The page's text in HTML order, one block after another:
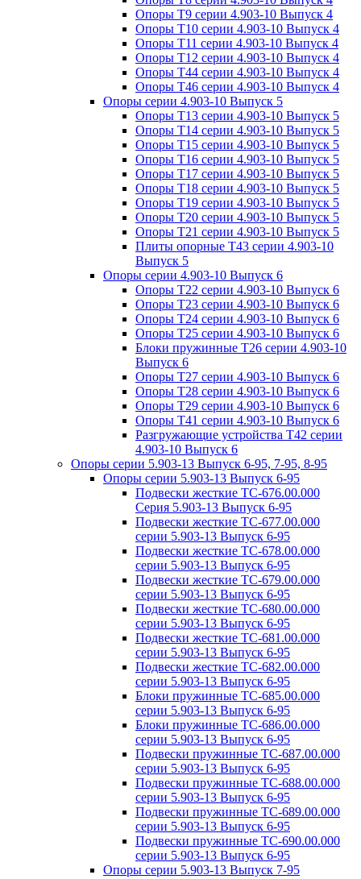
Опоры Т9 серии 4.903-10 Выпуск 4
Опоры Т10 серии 4.903-10 Выпуск 4
Опоры Т11 серии 4.903-10 Выпуск 4
Опоры Т12 серии 4.903-10 Выпуск 4
Опоры Т44 серии 4.903-10 Выпуск 4
Опоры Т46 серии 4.903-10 Выпуск 4
Опоры серии 4.903-10 Выпуск 5
Опоры Т13 серии 4.903-10 Выпуск 5
Опоры Т14 серии 4.903-10 Выпуск 5
Опоры Т15 серии 4.903-10 Выпуск 5
Опоры Т16 серии 4.903-10 Выпуск 5
Опоры Т17 серии 4.903-10 Выпуск 5
Опоры Т18 серии 4.903-10 Выпуск 5
Опоры Т19 серии 4.903-10 Выпуск 5
Опоры Т20 серии 4.903-10 Выпуск 5
Опоры Т21 серии 4.903-10 Выпуск 5
Плиты опорные Т43 серии 4.903-10
Выпуск 5
Опоры серии 4.903-10 Выпуск 6
Опоры Т22 серии 4.903-10 Выпуск 6
Опоры Т23 серии 4.903-10 Выпуск 6
Опоры Т24 серии 4.903-10 Выпуск 6
Опоры Т25 серии 4.903-10 Выпуск 6
Блоки пружинные Т26 серии 4.903-10
Выпуск 6
Опоры Т27 серии 4.903-10 Выпуск 6
Опоры Т28 серии 4.903-10 Выпуск 6
Опоры Т29 серии 4.903-10 Выпуск 6
Опоры Т41 серии 4.903-10 Выпуск 6
Разгружающие устройства Т42 серии
4.903-10 Выпуск 6
Опоры серии 5.903-13 Выпуск 6-95, 7-95, 8-95
Опоры серии 5.903-13 Выпуск 6-95
Подвески жесткие ТС-676.00.000
Серия 5.903-13 Выпуск 6-95
Подвески жесткие ТС-677.00.000
серии 5.903-13 Выпуск 6-95
Подвески жесткие ТС-678.00.000
серии 5.903-13 Выпуск 6-95
Подвески жесткие ТС-679.00.000
серии 5.903-13 Выпуск 6-95
Подвески жесткие ТС-680.00.000
серии 5.903-13 Выпуск 6-95
Подвески жесткие ТС-681.00.000
серии 5.903-13 Выпуск 6-95
Подвески жесткие ТС-682.00.000
серии 5.903-13 Выпуск 6-95
Блоки пружинные ТС-685.00.000
серии 5.903-13 Выпуск 6-95
Блоки пружинные ТС-686.00.000
серии 5.903-13 Выпуск 6-95
Подвески пружинные ТС-687.00.000
серии 5.903-13 Выпуск 6-95
Подвески пружинные ТС-688.00.000
серии 5.903-13 Выпуск 6-95
Подвески пружинные ТС-689.00.000
серии 5.903-13 Выпуск 6-95
Подвески пружинные ТС-690.00.000
серии 5.903-13 Выпуск 6-95
Опоры серии 5.903-13 Выпуск 7-95